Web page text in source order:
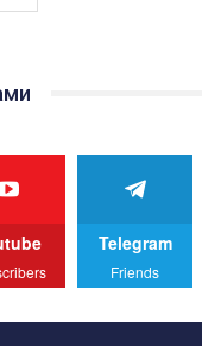
нас - просто натисни
programme for the
and ask to help us
press "Like" below the video.
ролик от команды
Telegram
Friends